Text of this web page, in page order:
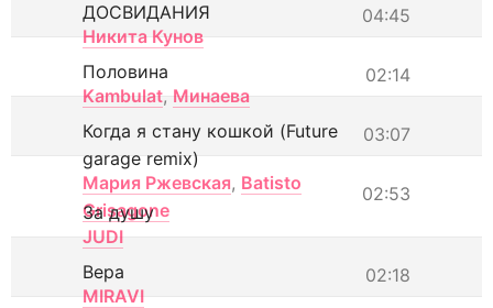
04:45
ДОСВИДАНИЯ
Никита Кунов
02:14
Половина
Kambulat, Минаева
03:07
Когда я стану кошкой (Future
garage remix)
Мария Ржевская, Batisto
Grisagone
02:53
За душу
JUDI
02:18
Вера
MIRAVI